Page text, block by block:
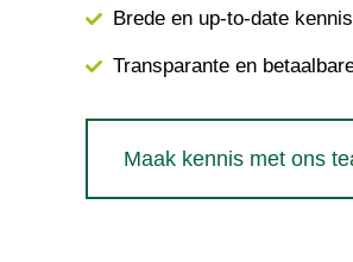
Brede en up-to-date
Transparante en
Maak kennis met ons